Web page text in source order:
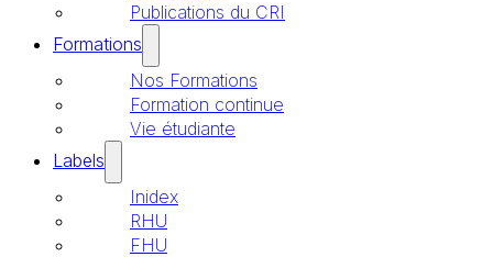
Publications du CRI
Formations
Nos Formations
Formation continue
Vie étudiante
Labels
Inidex
RHU
FHU